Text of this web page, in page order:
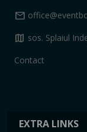
EXTRA LINKS
mail
map sos. Splaiul
Contact